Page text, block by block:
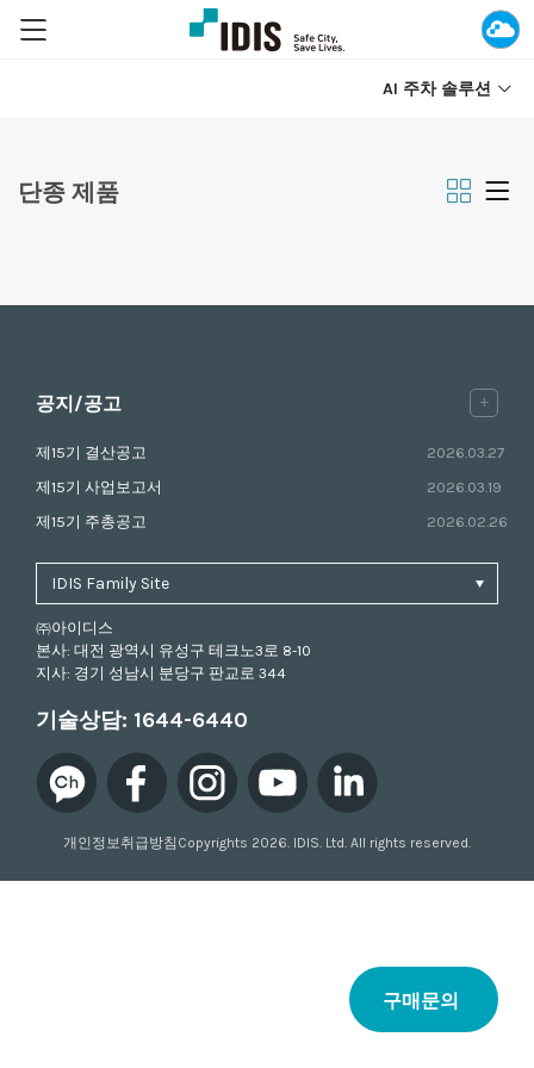
AI 주차 솔루션
단종 제품
공지/공고 +
제15기 결산공고
2026.03.27
제15기 사업보고서
2026.03.19
제15기 주총공고
2026.02.26
㈜아이디스
본사: 대전 광역시 유성구 테크노3로 8-10
지사: 경기 성남시 분당구 판교로 344
기술상담: 1644-6440
개인정보취급방침 Copyrights 2026. IDIS. Ltd. All rights reserved.
구매문의